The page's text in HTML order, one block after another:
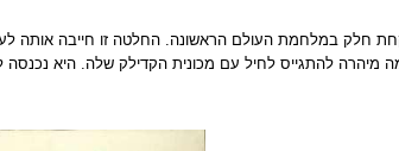
ולקחת חלק במלחמת העולם הראשונה. החלטה זו חייבה